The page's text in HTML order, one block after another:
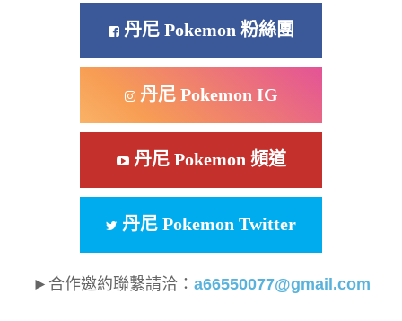
丹尼 Pokemon 粉絲團
丹尼 Pokemon IG
丹尼 Pokemon 頻道
丹尼 Pokemon Twitter
►合作邀約聯繫請洽： a66550077@gmail.com